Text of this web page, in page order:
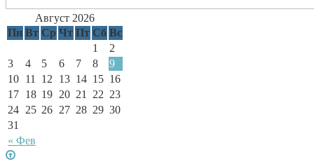
Август 2026
Пн Вт Ср Чт Пт Сб Вс
« Фев
1
2
3
4 5 6 7 8
9
10 11 12 13 14 15 16
17 18 19 20 21 22 23
24 25 26 27 28 29 30
31